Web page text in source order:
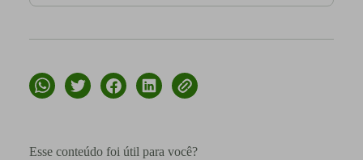
Esse conteúdo foi útil para você?